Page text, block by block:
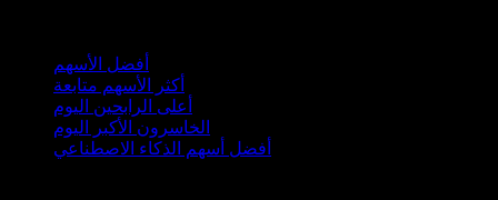
أفضل الأسهم
أكثر الأسهم متابعة
أعلى الرابحين اليوم
الخاسرون الأكبر اليوم
أفضل أسهم الذكاء الاصطناعي